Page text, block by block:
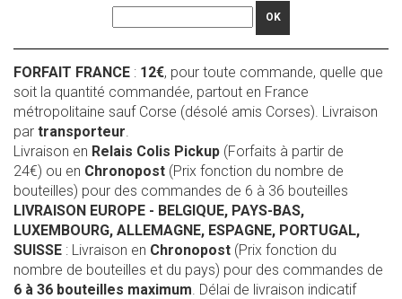
OK
FORFAIT FRANCE : 12€, pour toute commande, quelle que
soit la quantité commandée, partout en France
métropolitaine sauf Corse (désolé amis Corses). Livraison
par transporteur.
Livraison en Relais Colis Pickup (Forfaits à partir de
24€) ou en Chronopost (Prix fonction du nombre de
bouteilles) pour des commandes de 6 à 36 bouteilles
LIVRAISON EUROPE - BELGIQUE, PAYS-BAS,
LUXEMBOURG, ALLEMAGNE, ESPAGNE, PORTUGAL,
SUISSE : Livraison en Chronopost (Prix fonction du
nombre de bouteilles et du pays) pour des commandes de
6 à 36 bouteilles maximum. Délai de livraison indicatif